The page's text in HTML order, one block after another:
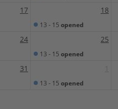
17 18
13 - 15 opened
24 25
13 - 15 opened
31
13 - 15 opened